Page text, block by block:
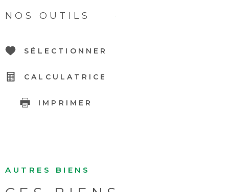
NOS OUTILS
SÉLECTIONNER
CALCULATRICE
IMPRIMER
AUTRES BIENS